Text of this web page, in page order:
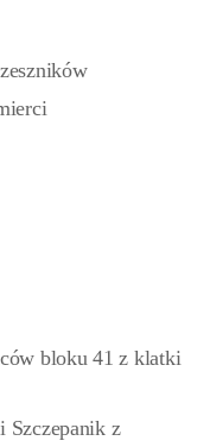
bloku 41 z klatki
Szczepanik z